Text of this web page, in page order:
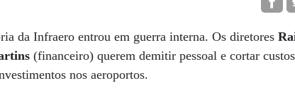
da Infraero entrou em guerra interna. Os diretores
(financeiro) querem demitir pessoal e cortar
nos aeroportos.